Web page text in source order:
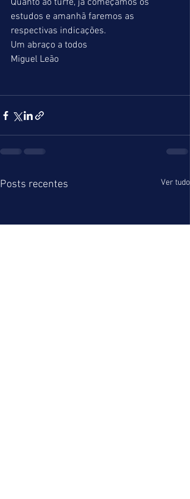
Quanto ao turfe, já começamos os
estudos e amanhã faremos as
respectivas indicações.
Um abraço a todos
Miguel Leão
Posts recentes Ver tudo